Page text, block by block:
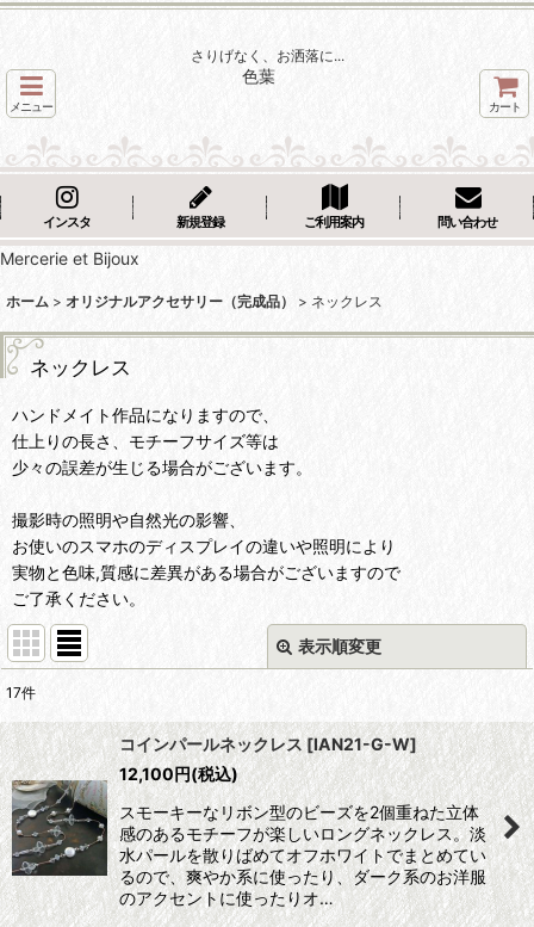
さりげなく、お洒落に...
メニュー
色葉
カート
インスタ 新規登録 ご利用案内 問い合わせ
Mercerie et Bijoux
ホーム > オリジナルアクセサリー（完成品） > ネックレス
ネックレス
ハンドメイト作品になりますので、
仕上りの長さ、モチーフサイズ等は
少々の誤差が生じる場合がございます。
撮影時の照明や自然光の影響、
お使いのスマホのディスプレイの違いや照明により
実物と色味,質感に差異がある場合がございますので
ご了承ください。
表示順変更
並び順:
絞り込む
17件
コインパールネックレス [IAN21-G-W]
12,100円(税込)
スモーキーなリボン型のビーズを2個重ねた立体
感のあるモチーフが楽しいロングネックレス。淡
水パールを散りばめてオフホワイトでまとめてい
るので、爽やか系に使ったり、ダーク系のお洋服
のアクセントに使ったりオ…